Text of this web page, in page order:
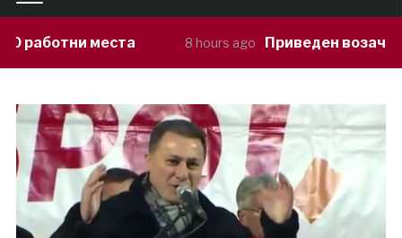
8 hours ago Приведен возач кој ја